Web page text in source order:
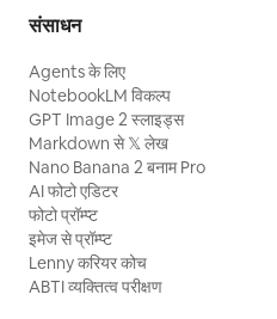
संसाधन
Agents के लिए
NotebookLM विकल्प
GPT Image 2 स्लाइड्स
Markdown से 𝕏 लेख
Nano Banana 2 बनाम Pro
AI फोटो एडिटर
फोटो प्रॉम्प्ट
इमेज से प्रॉम्प्ट
Lenny करियर कोच
ABTI व्यक्तित्व परीक्षण